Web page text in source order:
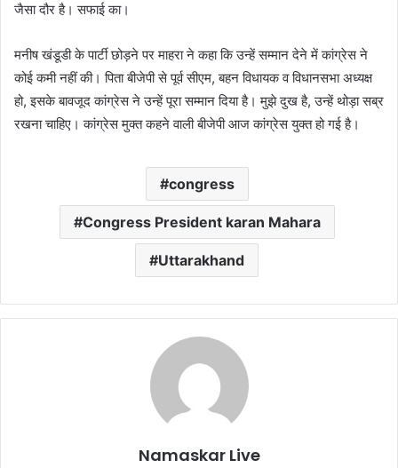
जैसा दौर है। सफाई का।
मनीष खंडूडी के पार्टी छोड़ने पर माहरा ने कहा कि उन्हें सम्मान देने में कांग्रेस ने
कोई कमी नहीं की। पिता बीजेपी से पूर्व सीएम, बहन विधायक व विधानसभा अध्यक्ष
हो, इसके बावजूद कांग्रेस ने उन्हें पूरा सम्मान दिया है। मुझे दुख है, उन्हें थोड़ा सब्र
रखना चाहिए। कांग्रेस मुक्त कहने वाली बीजेपी आज कांग्रेस युक्त हो गई है।
congress
Congress President karan Mahara
Uttarakhand
Namaskar Live